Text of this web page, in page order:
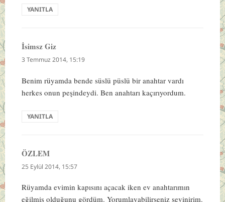
YANITLA
İsimsz Gizdedi
ki:
3 Temmuz 2014, 15:19
Benim rüyamda bende süslü püslü bir anahtar vardı
herkes onun peşindeydi. Ben anahtarı kaçırıyordum.
YANITLA
ÖZLEMdedi
ki:
25 Eylül 2014, 15:57
Rüyamda evimin kapısını açacak iken ev anahtarımın
eğilmiş olduğunu gördüm. Yorumlayabilirseniz sevinirim.